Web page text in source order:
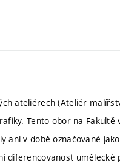
ateliérech (Ateliér
Tento obor na
v době označované
umělecké